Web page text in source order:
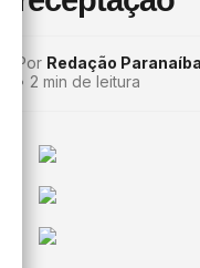
Por Redação
• 2 min de leitura